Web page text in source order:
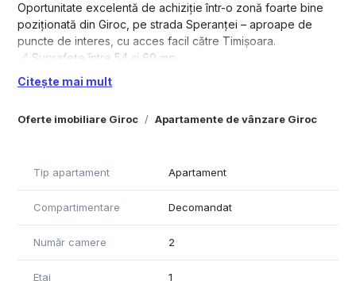
Oferte imobiliare Giroc Apartamente de vânzare Giroc
Oportunitate excelentă de achiziție într-o zonă foarte bine
poziționată din Giroc, pe strada Speranței – aproape de
puncte de interes, cu acces facil către Timișoara.
📐 Suprafețe între 54 și 60 mp
✔ Compartimentare decomandată sau open space
✔ Disponibile la etajele 1, 2 și 3
🔥 Confort și dotări:
Loc de parcare inclus, cu barieră
Posibilitate de achiziție mobilat
🏢 Construcție modernă, bine poziționată, ideală atât pentru
locuit, cât și pentru investiție.
💶 Prețuri între 105.000 – 115.000 € (TVA inclus)
Pentru detalii suplimentare și programarea unei vizionări, nu
ezitați să mă contactați.
Citește mai mult
Tip apartament Apartament
Compartimentare Decomandat
Număr camere 2
Etaj 1